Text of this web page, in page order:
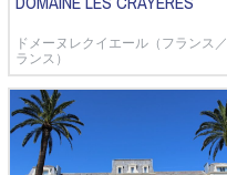
ドメーヌレクイエール（フランス／
ランス）